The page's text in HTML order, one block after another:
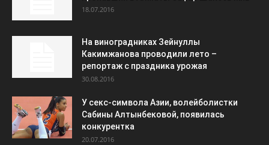
18.07.2016
На виноградниках Зейнуллы
Какимжанова проводили лето –
репортаж с праздника урожая
30.08.2016
У секс-символа Азии, волейболистки
Сабины Алтынбековой, появилась
конкурентка
20.07.2016